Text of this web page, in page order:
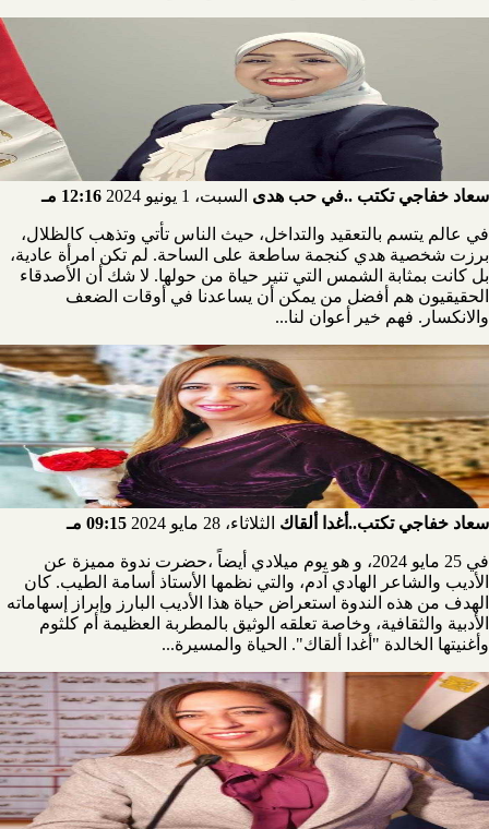
سعاد خفاجي تكتب ..في حب هدى السبت، 1 يونيو 2024 12:16 مـ
في عالم يتسم بالتعقيد والتداخل، حيث الناس تأتي وتذهب كالظلال،
برزت شخصية هدي كنجمة ساطعة على الساحة. لم تكن امرأة عادية،
بل كانت بمثابة الشمس التي تنير حياة من حولها. لا شك أن الأصدقاء
الحقيقيون هم أفضل من يمكن أن يساعدنا في أوقات الضعف
والانكسار. فهم خير أعوان لنا...
سعاد خفاجي تكتب..أغدا ألقاك الثلاثاء، 28 مايو 2024 09:15 مـ
في 25 مايو 2024، و هو يوم ميلادي أيضاً ،حضرت ندوة مميزة عن
الأديب والشاعر الهادي آدم، والتي نظمها الأستاذ أسامة الطيب. كان
الهدف من هذه الندوة استعراض حياة هذا الأديب البارز وإبراز إسهاماته
الأدبية والثقافية، وخاصة تعلقه الوثيق بالمطربة العظيمة أم كلثوم
وأغنيتها الخالدة "أغدا ألقاك". الحياة والمسيرة...